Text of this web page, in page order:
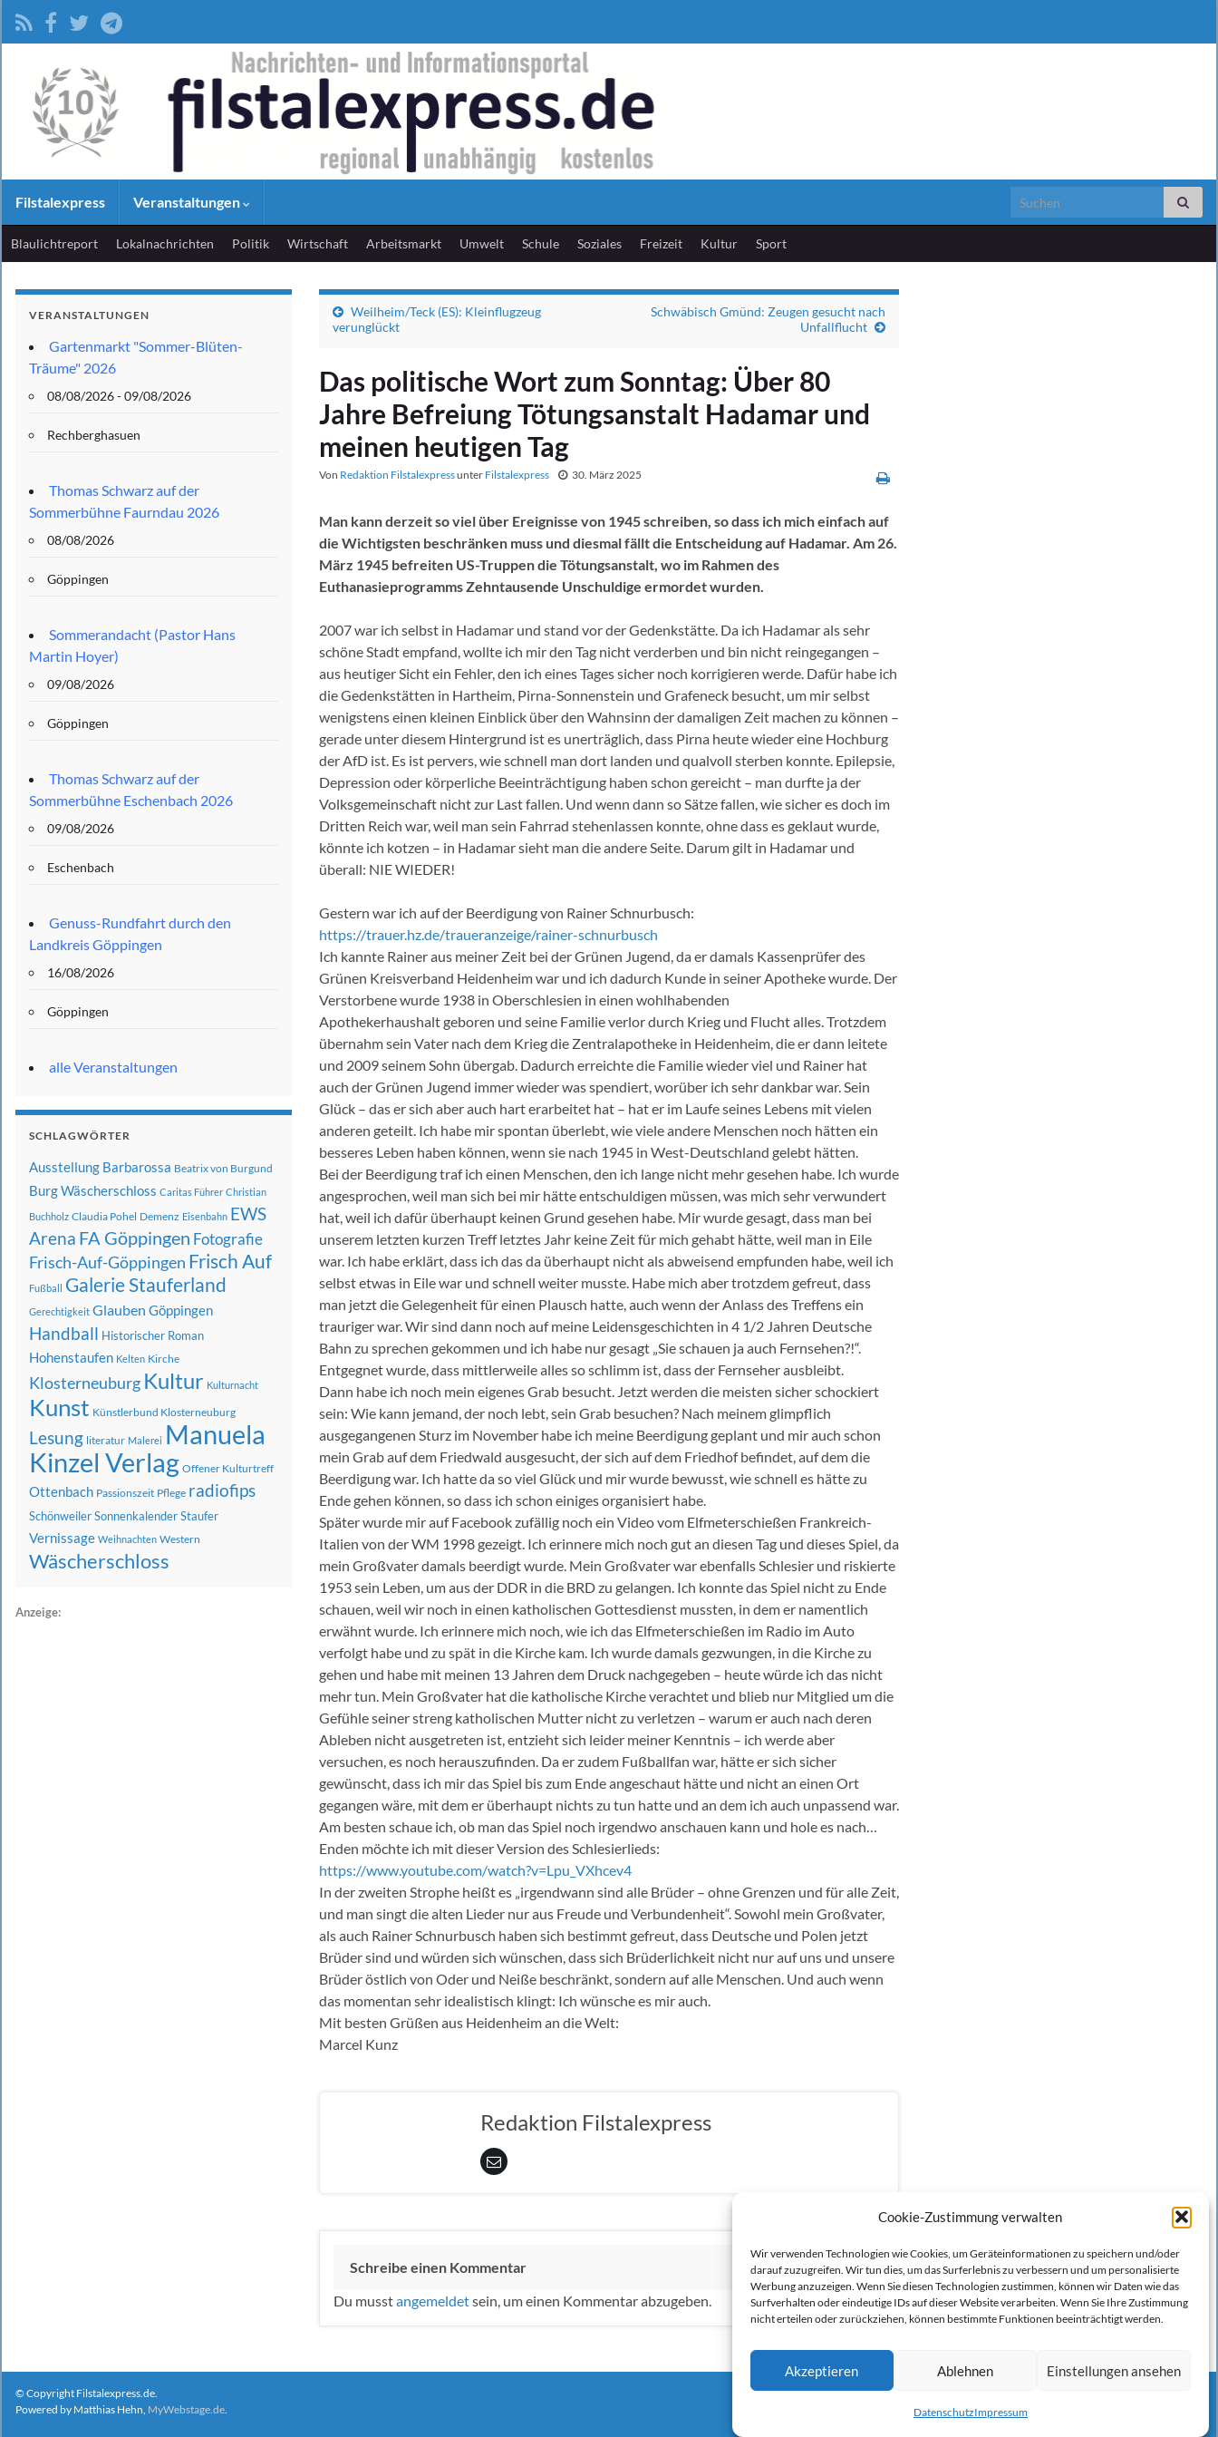
Cookie-Zustimmung verwalten
Wir verwenden Technologien wie Cookies, um Geräteinformationen zu speichern und/oder
darauf zuzugreifen. Wir tun dies, um das Surferlebnis zu verbessern und um personalisierte
Werbung anzuzeigen. Wenn Sie diesen Technologien zustimmen, können wir Daten wie das
Surfverhalten oder eindeutige IDs auf dieser Website verarbeiten. Wenn Sie Ihre Zustimmung
nicht erteilen oder zurückziehen, können bestimmte Funktionen beeinträchtigt werden.
Akzeptieren Ablehnen Einstellungen ansehen
DatenschutzImpressum
Filstalexpress Veranstaltungen Search for:
Blaulichtreport Lokalnachrichten Politik Wirtschaft Arbeitsmarkt Umwelt Schule Soziales Freizeit Kultur Sport
Weilheim/Teck (ES): Kleinflugzeug
verunglückt
Schwäbisch Gmünd: Zeugen gesucht nach
Unfallflucht
Das politische Wort zum Sonntag: Über 80
Jahre Befreiung Tötungsanstalt Hadamar und
meinen heutigen Tag
Von Redaktion Filstalexpressunter Filstalexpress 30. März 2025
Man kann derzeit so viel über Ereignisse von 1945 schreiben, so dass ich mich einfach auf
die Wichtigsten beschränken muss und diesmal fällt die Entscheidung auf Hadamar. Am 26.
März 1945 befreiten US-Truppen die Tötungsanstalt, wo im Rahmen des
Euthanasieprogramms Zehntausende Unschuldige ermordet wurden.
2007 war ich selbst in Hadamar und stand vor der Gedenkstätte. Da ich Hadamar als sehr
schöne Stadt empfand, wollte ich mir den Tag nicht verderben und bin nicht reingegangen –
aus heutiger Sicht ein Fehler, den ich eines Tages sicher noch korrigieren werde. Dafür habe ich
die Gedenkstätten in Hartheim, Pirna-Sonnenstein und Grafeneck besucht, um mir selbst
wenigstens einen kleinen Einblick über den Wahnsinn der damaligen Zeit machen zu können –
gerade unter diesem Hintergrund ist es unerträglich, dass Pirna heute wieder eine Hochburg
der AfD ist. Es ist pervers, wie schnell man dort landen und qualvoll sterben konnte. Epilepsie,
Depression oder körperliche Beeinträchtigung haben schon gereicht – man durfte ja der
Volksgemeinschaft nicht zur Last fallen. Und wenn dann so Sätze fallen, wie sicher es doch im
Dritten Reich war, weil man sein Fahrrad stehenlassen konnte, ohne dass es geklaut wurde,
könnte ich kotzen – in Hadamar sieht man die andere Seite. Darum gilt in Hadamar und
überall: NIE WIEDER!
Gestern war ich auf der Beerdigung von Rainer Schnurbusch:
https://trauer.hz.de/traueranzeige/rainer-schnurbusch
Ich kannte Rainer aus meiner Zeit bei der Grünen Jugend, da er damals Kassenprüfer des
Grünen Kreisverband Heidenheim war und ich dadurch Kunde in seiner Apotheke wurde. Der
Verstorbene wurde 1938 in Oberschlesien in einen wohlhabenden
Apothekerhaushalt geboren und seine Familie verlor durch Krieg und Flucht alles. Trotzdem
übernahm sein Vater nach dem Krieg die Zentralapotheke in Heidenheim, die er dann leitete
und 2009 seinem Sohn übergab. Dadurch erreichte die Familie wieder viel und Rainer hat
auch der Grünen Jugend immer wieder was spendiert, worüber ich sehr dankbar war. Sein
Glück – das er sich aber auch hart erarbeitet hat – hat er im Laufe seines Lebens mit vielen
anderen geteilt. Ich habe mir spontan überlebt, wie viele andere Menschen noch hätten ein
besseres Leben haben können, wenn sie nach 1945 in West-Deutschland gelebt hätten.
Bei der Beerdigung traf ich einen Menschen, den ich lange nicht mehr gesehen habe. Ich wurde
angesprochen, weil man sich bei mir hätte entschuldigen müssen, was mich sehr verwundert
hat, weil ich dafür überhaupt keinen Grund gesehen habe. Mir wurde gesagt, dass man bei
unserem letzten kurzen Treff letztes Jahr keine Zeit für mich gehabt hätte, weil man in Eile
war. Ich habe erklärt, dass ich das da überhaupt nicht als abweisend empfunden habe, weil ich
selbst etwas in Eile war und schnell weiter musste. Habe mich aber trotzdem gefreut, dass
man jetzt die Gelegenheit für einen Plausch hatte, auch wenn der Anlass des Treffens ein
trauriger war. Wir sind dann noch auf meine Leidensgeschichten in 4 1/2 Jahren Deutsche
Bahn zu sprechen gekommen und ich habe nur gesagt „Sie schauen ja auch Fernsehen?!“.
Entgegnet wurde, dass mittlerweile alles so schlimm ist, dass der Fernseher ausbleibt.
Dann habe ich noch mein eigenes Grab besucht. Jetzt werden die meisten sicher schockiert
sein: Wie kann jemand, der noch lebt, sein Grab besuchen? Nach meinem glimpflich
ausgegangenen Sturz im November habe ich meine Beerdigung geplant und mir auch schon
mein Grab auf dem Friedwald ausgesucht, der sich auf dem Friedhof befindet, auf dem die
Beerdigung war. Ich hatte da so viel Glück und mir wurde bewusst, wie schnell es hätte zu
Ende gehen können, so dass ich schon einiges organisiert habe.
Später wurde mir auf Facebook zufällig noch ein Video vom Elfmeterschießen Frankreich-
Italien von der WM 1998 gezeigt. Ich erinnere mich noch gut an diesen Tag und dieses Spiel, da
mein Großvater damals beerdigt wurde. Mein Großvater war ebenfalls Schlesier und riskierte
1953 sein Leben, um aus der DDR in die BRD zu gelangen. Ich konnte das Spiel nicht zu Ende
schauen, weil wir noch in einen katholischen Gottesdienst mussten, in dem er namentlich
erwähnt wurde. Ich erinnere mich noch, wie ich das Elfmeterschießen im Radio im Auto
verfolgt habe und zu spät in die Kirche kam. Ich wurde damals gezwungen, in die Kirche zu
gehen und habe mit meinen 13 Jahren dem Druck nachgegeben – heute würde ich das nicht
mehr tun. Mein Großvater hat die katholische Kirche verachtet und blieb nur Mitglied um die
Gefühle seiner streng katholischen Mutter nicht zu verletzen – warum er auch nach deren
Ableben nicht ausgetreten ist, entzieht sich leider meiner Kenntnis – ich werde aber
versuchen, es noch herauszufinden. Da er zudem Fußballfan war, hätte er sich sicher
gewünscht, dass ich mir das Spiel bis zum Ende angeschaut hätte und nicht an einen Ort
gegangen wäre, mit dem er überhaupt nichts zu tun hatte und an dem ich auch unpassend war.
Am besten schaue ich, ob man das Spiel noch irgendwo anschauen kann und hole es nach…
Enden möchte ich mit dieser Version des Schlesierlieds:
https://www.youtube.com/watch?v=Lpu_VXhcev4
In der zweiten Strophe heißt es „irgendwann sind alle Brüder – ohne Grenzen und für alle Zeit,
und man singt die alten Lieder nur aus Freude und Verbundenheit“. Sowohl mein Großvater,
als auch Rainer Schnurbusch haben sich bestimmt gefreut, dass Deutsche und Polen jetzt
Brüder sind und würden sich wünschen, dass sich Brüderlichkeit nicht nur auf uns und unsere
Brüder östlich von Oder und Neiße beschränkt, sondern auf alle Menschen. Und auch wenn
das momentan sehr idealistisch klingt: Ich wünsche es mir auch.
Mit besten Grüßen aus Heidenheim an die Welt:
Marcel Kunz
Redaktion Filstalexpress
Schreibe einen Kommentar
Du musstangemeldetsein, um einen Kommentar abzugeben.
VERANSTALTUNGEN
Gartenmarkt "Sommer-Blüten-
Träume" 2026
08/08/2026 - 09/08/2026
Rechberghasuen
Thomas Schwarz auf der
Sommerbühne Faurndau 2026
08/08/2026
Göppingen
Sommerandacht (Pastor Hans
Martin Hoyer)
09/08/2026
Göppingen
Thomas Schwarz auf der
Sommerbühne Eschenbach 2026
09/08/2026
Eschenbach
Genuss-Rundfahrt durch den
Landkreis Göppingen
16/08/2026
Göppingen
alle Veranstaltungen
SCHLAGWÖRTER
Ausstellung Barbarossa Beatrix von Burgund
Burg Wäscherschloss Caritas Führer Christian
Buchholz Claudia Pohel Demenz Eisenbahn EWS
Arena FA Göppingen Fotografie
Frisch-Auf-Göppingen Frisch Auf
Fußball Galerie Stauferland
Gerechtigkeit Glauben Göppingen
Handball Historischer Roman
Hohenstaufen Kelten Kirche
Klosterneuburg Kultur Kulturnacht
Kunst Künstlerbund Klosterneuburg
Lesung literatur Malerei Manuela
Kinzel Verlag Offener Kulturtreff
Ottenbach Passionszeit Pflege radiofips
SchönweilerSonnenkalenderStaufer
Vernissage Weihnachten Western
Wäscherschloss
Anzeige:
© Copyright Filstalexpress.de.
Powered by Matthias Hehn, MyWebstage.de.